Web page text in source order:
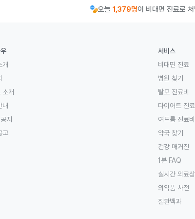
오늘 1,379명이 비대면 진료로
개
소개
내
지
고
서비스
비대면 진료
병원 찾기
탈모 진료비
다이어트 진료
여드름 진료비
약국 찾기
건강 매거진
1분 FAQ
실시간 의료
의약품 사전
질환백과